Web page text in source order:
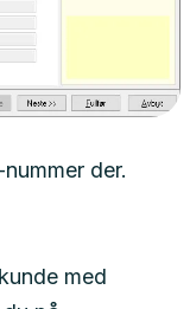
der.
med